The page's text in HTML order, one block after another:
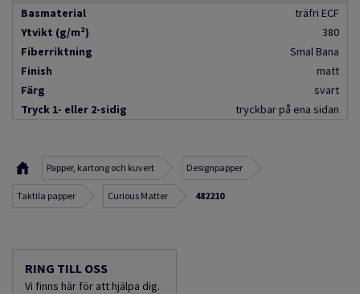
Basmaterial
träfri ECF
Ytvikt (g/m²)
380
Fiberriktning
Smal Bana
Finish
matt
Färg
svart
Tryck 1- eller 2-sidig
tryckbar på ena sidan
Papper, kartong och kuvert Designpapper
Taktila papper Curious Matter 482210
RING TILL OSS
Vi finns här för att hjälpa dig.